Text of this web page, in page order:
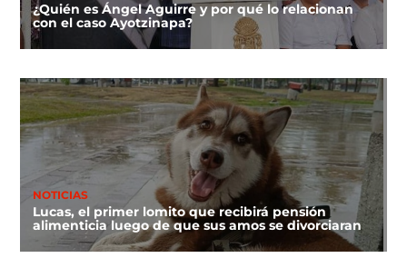
¿Quién es Ángel Aguirre y por qué lo relacionan
con el caso Ayotzinapa?
NOTICIAS
Lucas, el primer lomito que recibirá pensión
alimenticia luego de que sus amos se divorciaran